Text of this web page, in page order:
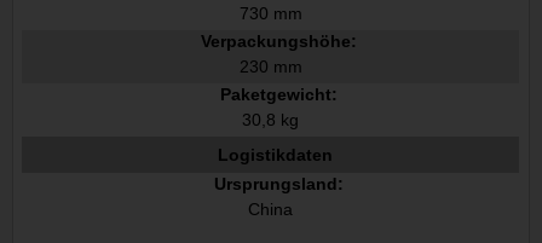
730 mm
Verpackungshöhe:
230 mm
Paketgewicht:
30,8 kg
Logistikdaten
Ursprungsland:
China